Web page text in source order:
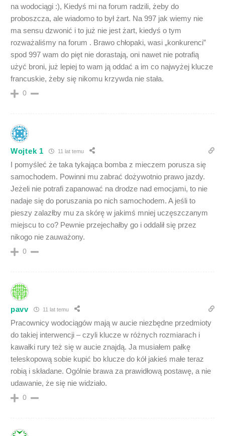
na wodociągi :), Kiedyś mi na forum radzili, żeby do
proboszcza, ale wiadomo to był żart. Na 997 jak wiemy nie
ma sensu dzwonić i to już nie jest żart, kiedyś o tym
rozważaliśmy na forum . Brawo chłopaki, wasi „konkurenci”
spod 997 wam do pięt nie dorastają, oni nawet nie potrafią
użyć broni, już lepiej to wam ją oddać a im co najwyżej klucze
francuskie, żeby się nikomu krzywda nie stała.
0
Wojtek 1 11 lat temu
I pomyśleć że taka tykająca bomba z mieczem porusza się
samochodem. Powinni mu zabrać dożywotnio prawo jazdy.
Jeżeli nie potrafi zapanować na drodze nad emocjami, to nie
nadaje się do poruszania po nich samochodem. A jeśli to
pieszy zalazłby mu za skórę w jakimś mniej uczęszczanym
miejscu to co? Pewnie przejechałby go i oddalił się przez
nikogo nie zauważony.
0
pavv 11 lat temu
Pracownicy wodociągów mają w aucie niezbędne przedmioty
do takiej interwencji – czyli klucze w różnych rozmiarach i
kawałki rury też się w aucie znajdą. Ja musiałem pałkę
teleskopową sobie kupić bo klucze do kół jakieś małe teraz
robią i składane. Ogólnie brawa za prawidłową postawę, a nie
udawanie, że się nie widziało.
0